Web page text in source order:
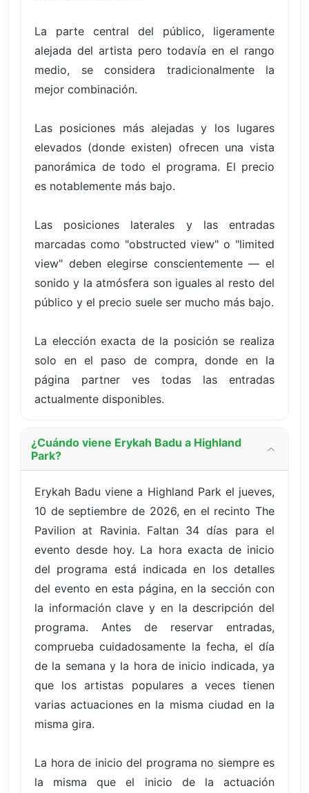
La parte central del público, ligeramente
alejada del artista pero todavía en el rango
medio, se considera tradicionalmente la
mejor combinación.
Las posiciones más alejadas y los lugares
elevados (donde existen) ofrecen una vista
panorámica de todo el programa. El precio
es notablemente más bajo.
Las posiciones laterales y las entradas
marcadas como "obstructed view" o "limited
view" deben elegirse conscientemente — el
sonido y la atmósfera son iguales al resto del
público y el precio suele ser mucho más bajo.
La elección exacta de la posición se realiza
solo en el paso de compra, donde en la
página partner ves todas las entradas
actualmente disponibles.
¿Cuándo viene Erykah Badu a Highland
Park?
Erykah Badu viene a Highland Park el jueves,
10 de septiembre de 2026, en el recinto The
Pavilion at Ravinia. Faltan 34 días para el
evento desde hoy. La hora exacta de inicio
del programa está indicada en los detalles
del evento en esta página, en la sección con
la información clave y en la descripción del
programa. Antes de reservar entradas,
comprueba cuidadosamente la fecha, el día
de la semana y la hora de inicio indicada, ya
que los artistas populares a veces tienen
varias actuaciones en la misma ciudad en la
misma gira.
La hora de inicio del programa no siempre es
la misma que el inicio de la actuación